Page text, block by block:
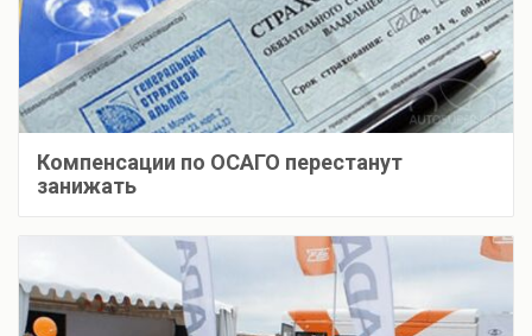
Компенсации по ОСАГО перестанут
занижать